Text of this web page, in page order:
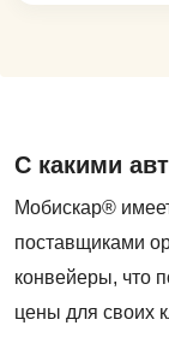
С какими
Мобискар®
поставщиками
конвейеры, что
цены для своих